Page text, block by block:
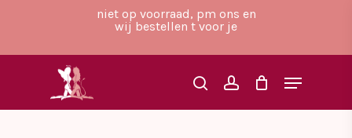
content
niet op voorraad, pm ons en
wij bestellen t voor je
searchaccount
Menu